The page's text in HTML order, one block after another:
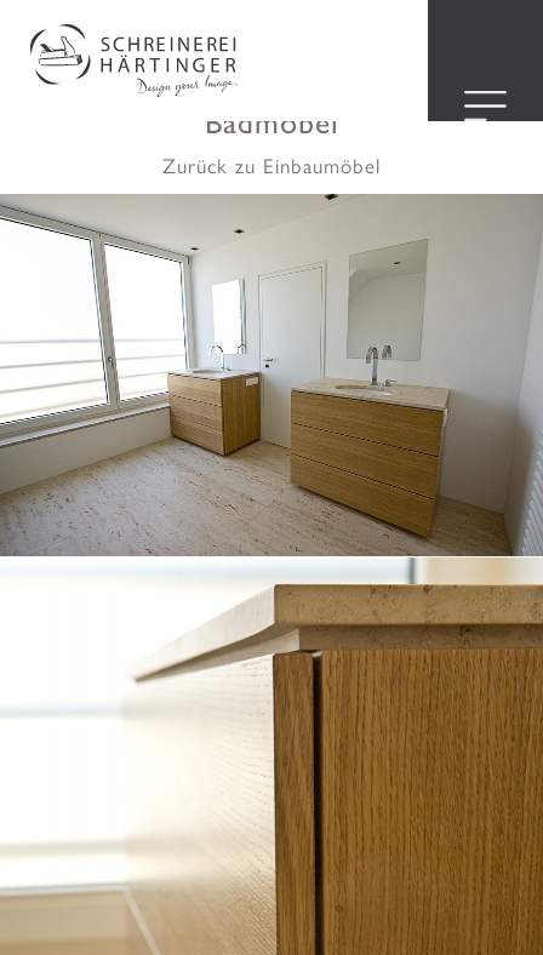
Hier sehen Sie eine Auswahl unserer
Kundenprojekte für individuelle
Badmöbel
Zurück zu Einbaumöbel